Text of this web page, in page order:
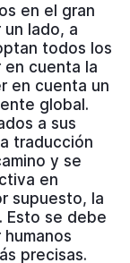
en el gran
un lado, a
todos los
cuenta la
en cuenta un
global.
a sus
traducción
y se
en
supuesto, la
Esto se debe
precisas.